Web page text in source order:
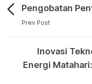
Pengobatan
Prev Post
Teknologi semakin
Inovasi
Energi